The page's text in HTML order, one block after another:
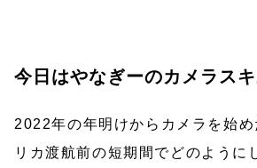
今日はやなぎーのカメラス
2022年の年明けからカメラを始め
リカ渡航前の短期間でどのように